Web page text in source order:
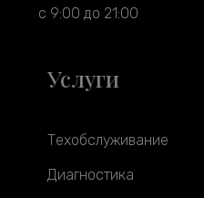
с 9:00 до 21:00
Услуги
Техобслуживание
Диагностика